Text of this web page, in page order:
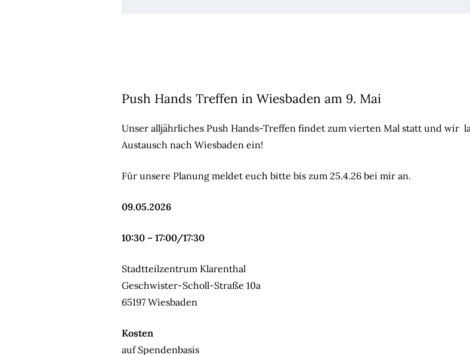
Push Hands Treffen in Wiesbaden am 9. Mai
Unser alljährliches Push Hands-Treffen findet zum vierten Mal statt und wir
Austausch nach Wiesbaden ein!
Für unsere Planung meldet euch bitte bis zum 25.4.26 bei mir an.
09.05.2026
10:30 – 17:00/17:30
Stadtteilzentrum Klarenthal
Geschwister-Scholl-Straße 10a
65197 Wiesbaden
Kosten
auf Spendenbasis